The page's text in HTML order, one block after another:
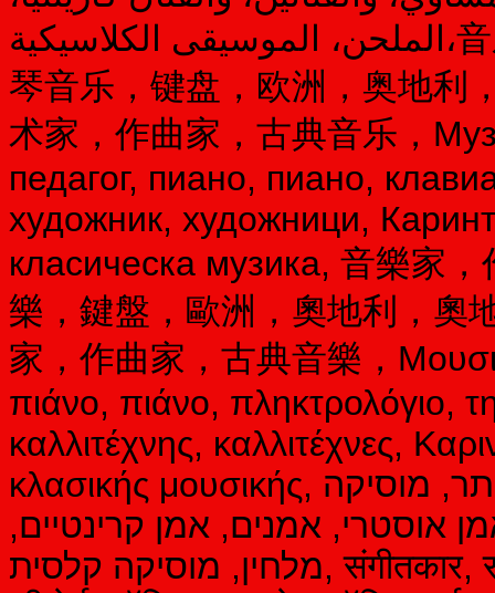
الملحن، الموسيقى الكلاسيكية،音乐家，作曲家，音乐教师，钢琴，钢
琴音乐，键盘，欧洲，奥地利
术家，作曲家，古典音乐，
педагог, пиано, пиано,
художник, художници,
класическа музика, 音樂家
樂，鍵盤，歐洲，奧地利，奧
家，作曲家，古典音樂，
πιάνο, πιάνο, πληκτρολόγιο,
καλλιτέχνης, καλλιτέχνες,
κλασικής μουσικής, מוסיקאי, מלחין, מורה למוסיקה, פסנתר, מוסיקה
אוסטרי, אמנים, אמן קרינטיים,
מלחין, מוסיקה קלסית, संगीतकार, संगीतकार, संगीत शिक्षक, पियानो, पियानो संगीत,